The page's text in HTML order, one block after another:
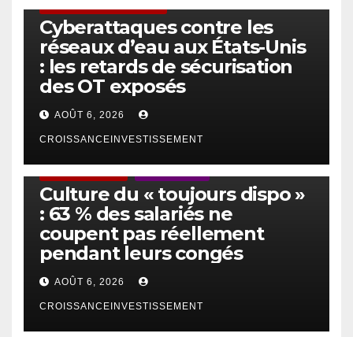
Cyberattaques contre les
réseaux d’eau aux États-Unis
: les retards de sécurisation
des OT exposés
AOÛT 6, 2026
CROISSANCEINVESTISSEMENT
Culture du « toujours dispo »
: 63 % des salariés ne
coupent pas réellement
pendant leurs congés
AOÛT 6, 2026
CROISSANCEINVESTISSEMENT